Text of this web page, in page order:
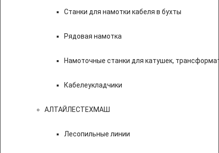
Станки для намотки кабеля в бухты
Рядовая намотка
Намоточные станки для катушек,
Кабелеукладчики
АЛТАЙЛЕСТЕХМАШ
Лесопильные линии